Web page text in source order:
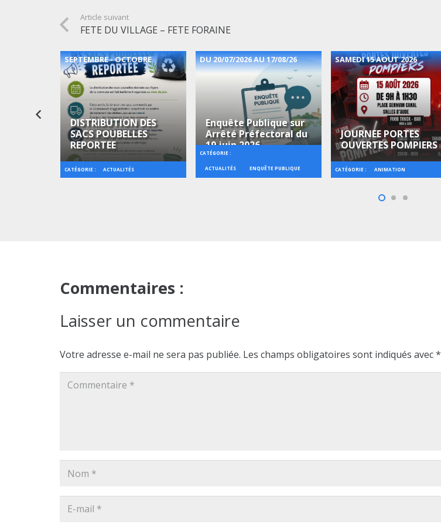
Article suivant
FETE DU VILLAGE – FETE FORAINE
SEPTEMBRE - OCTOBRE
CATÉGORIE : ACTUALITÉS
DISTRIBUTION DES
SACS POUBELLES
REPORTEE
DU 20/07/2026 AU 17/08/26
CATÉGORIE :
ACTUALITÉS ENQUÊTE PUBLIQUE
Enquête Publique sur
Arrêté Préfectoral du
19 juin 2026
SAMEDI 15 AOUT 2026
CATÉGORIE : ANIMATION
JOURNEE PORTES
OUVERTES POMPIERS
Commentaires :
Laisser un commentaire
Votre adresse e-mail ne sera pas publiée. Les champs obligatoires sont indiqués avec*